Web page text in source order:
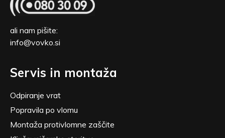
ali nam pišite:
info@vovko.si
Servis in montaža
Odpiranje vrat
Popravila po vlomu
Montaža protivlomne zaščite